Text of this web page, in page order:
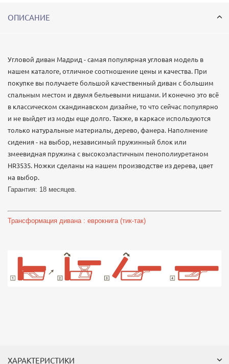
ОПИСАНИЕ
Угловой диван Мадрид - самая популярная угловая модель в
нашем каталоге, отличное соотношение цены и качества. При
покупке вы получаете большой качественный диван с большим
спальным местом и двумя бельевыми нишами. И конечно это всё
в классическом скандинавском дизайне, то что сейчас популярно
и не выйдет из моды еще долго. Также, в каркасе используются
только натуральные материалы, дерево, фанера. Наполнение
сидения - на выбор, независимый пружинный блок или
змеевидная пружина с высокоэластичным пенополиуретаном
HR3535. Ножки сделаны на нашем производстве из дерева, цвет
на выбор.
Гарантия: 18 месяцев.
Трансформация дивана : еврокнига (тик-так)
ХАРАКТЕРИСТИКИ